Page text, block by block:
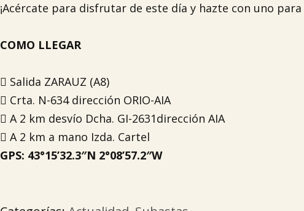
¡Acércate para disfrutar de este día y hazte con uno
COMO LLEGAR
 Salida ZARAUZ (A8)
 Crta. N-634 dirección ORIO-AIA
 A 2 km desvío Dcha. GI-2631dirección AIA
 A 2 km a mano Izda. Cartel
GPS: 43°15’32.3″N 2°08’57.2″W